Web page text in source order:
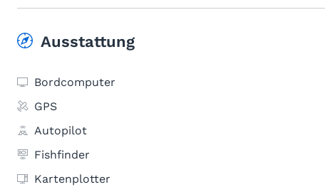
Ausstattung
Bordcomputer
GPS
Autopilot
Fishfinder
Kartenplotter